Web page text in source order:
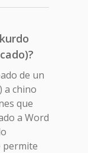
de un
a chino
que
a Word
permite